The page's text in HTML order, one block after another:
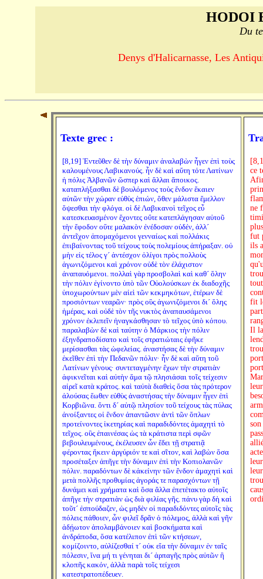
HODOI
Du
Denys d'Halicarnasse, Les
Texte grec :
[8,19] Ἐντεῦθεν δὲ τὴν δύναμιν ἀναλαβὼν ἦγεν ἐπὶ τοὺς
καλουμένους Λαβικανούς. ἦν δὲ καὶ αὕτη τότε Λατίνων
ἡ πόλις Ἀλβανῶν ὥσπερ καὶ ἄλλαι ἄποικος.
καταπλήξασθαι δὲ βουλόμενος τοὺς ἔνδον ἔκαιεν
αὐτῶν τὴν χώραν εὐθὺς ἐπιών, ὅθεν μάλιστα ἔμελλον
ὄψεσθαι τὴν φλόγα. οἱ δὲ Λαβικανοὶ τεῖχος εὖ
κατεσκευασμένον ἔχοντες οὔτε κατεπλάγησαν αὐτοῦ
τὴν ἔφοδον οὔτε μαλακὸν ἐνέδοσαν οὐδέν, ἀλλ´
ἀντεῖχον ἀπομαχόμενοι γενναίως καὶ πολλάκις
ἐπιβαίνοντας τοῦ τείχους τοὺς πολεμίους ἀπήραξαν. οὐ
μὴν εἰς τέλος γ´ ἀντέσχον ὀλίγοι πρὸς πολλοὺς
ἀγωνιζόμενοι καὶ χρόνον οὐδὲ τὸν ἐλάχιστον
ἀναπαυόμενοι. πολλαὶ γὰρ προσβολαὶ καὶ καθ´ ὅλην
τὴν πόλιν ἐγίνοντο ὑπὸ τῶν Οὐολούσκων ἐκ διαδοχῆς
ὑποχωρούντων μὲν αἰεὶ τῶν κεκμηκότων, ἑτέρων δὲ
προσιόντων νεαρῶν· πρὸς οὓς ἀγωνιζόμενοι δι´ ὅλης
ἡμέρας, καὶ οὐδὲ τὸν τῆς νυκτὸς ἀναπαυσάμενοι
χρόνον ἐκλιπεῖν ἠναγκάσθησαν τὸ τεῖχος ὑπὸ κόπου.
παραλαβὼν δὲ καὶ ταύτην ὁ Μάρκιος τὴν πόλιν
ἐξηνδραποδίσατο καὶ τοῖς στρατιώταις ἐφῆκε
μερίσασθαι τὰς ὠφελείας. ἀναστήσας δὲ τὴν δύναμιν
ἐκεῖθεν ἐπὶ τὴν Πεδανῶν πόλιν· ἦν δὲ καὶ αὕτη τοῦ
Λατίνων γένους· συντεταγμένην ἔχων τὴν στρατιὰν
ἀφικνεῖται καὶ αὐτὴν ἅμα τῷ πλησιάσαι τοῖς τείχεσιν
αἱρεῖ κατὰ κράτος. καὶ ταὐτὰ διαθεὶς ὅσα τὰς πρότερον
ἁλούσας ἕωθεν εὐθὺς ἀναστήσας τὴν δύναμιν ἦγεν ἐπὶ
Κορβιῶνα. ὄντι δ´ αὐτῷ πλησίον τοῦ τείχους τὰς πύλας
ἀνοίξαντες οἱ ἔνδον ἀπαντῶσιν ἀντὶ τῶν ὅπλων
προτείνοντες ἱκετηρίας καὶ παραδιδόντες ἀμαχητὶ τὸ
τεῖχος. οὓς ἐπαινέσας ὡς τὰ κράτιστα περὶ σφῶν
βεβουλευμένους, ἐκέλευσεν ὧν ἔδει τῇ στρατιᾷ
φέροντας ἥκειν ἀργύριόν τε καὶ σῖτον, καὶ λαβὼν ὅσα
προσέταξεν ἀπῆγε τὴν δύναμιν ἐπὶ τὴν Κοπιολανῶν
πόλιν. παραδόντων δὲ κἀκείνην τῶν ἔνδον ἀμαχητὶ καὶ
μετὰ πολλῆς προθυμίας ἀγοράς τε παρασχόντων τῇ
δυνάμει καὶ χρήματα καὶ ὅσα ἄλλα ἐπετέτακτο αὐτοῖς
ἀπῆγε τὴν στρατιὰν ὡς διὰ φιλίας γῆς. πάνυ γὰρ δὴ καὶ
τοῦτ´ ἐσπούδαζεν, ὡς μηδὲν οἱ παραδιδόντες αὐτοῖς τὰς
πόλεις πάθοιεν, ὧν φιλεῖ δρᾶν ὁ πόλεμος, ἀλλὰ καὶ γῆν
ἀδῄωτον ἀπολαμβάνοιεν καὶ βοσκήματα καὶ
ἀνδράποδα, ὅσα κατέλιπον ἐπὶ τῶν κτήσεων,
κομίζοιντο, αὐλίζεσθαί τ´ οὐκ εἴα τὴν δύναμιν ἐν ταῖς
πόλεσιν, ἵνα μή τι γένηται δι´ ἁρπαγῆς πρὸς αὐτῶν ἢ
κλοπῆς κακόν, ἀλλὰ παρὰ τοῖς τείχεσι
κατεστρατοπέδευεν.
ce
ne
fut
ils
fit
Il